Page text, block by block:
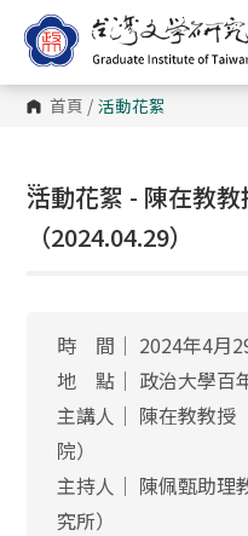
到
主
內
容 首頁 / 活動花絮
:::
活動花絮 - 陳在教
（2024.04.29）
時 間│ 2024年4月
地 點│ 政治大學百
主講人│ 陳在教教授
院）
主持人│ 陳佩甄助理
究所）